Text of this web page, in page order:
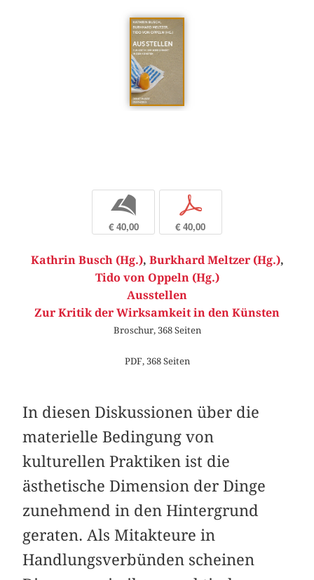
b
€ 40,00
p
€ 40,00
Kathrin Busch (Hg.), Burkhard Meltzer (Hg.),
Tido von Oppeln (Hg.)
Ausstellen
Zur Kritik der Wirksamkeit in den Künsten
Broschur, 368 Seiten
PDF, 368 Seiten
In diesen Diskussionen über die
materielle Bedingung von
kulturellen Praktiken ist die
ästhetische Dimension der Dinge
zunehmend in den Hintergrund
geraten. Als Mitakteure in
Handlungsverbünden scheinen